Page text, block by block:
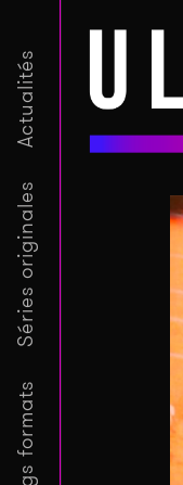
Longs formats
Séries originales
Actualités